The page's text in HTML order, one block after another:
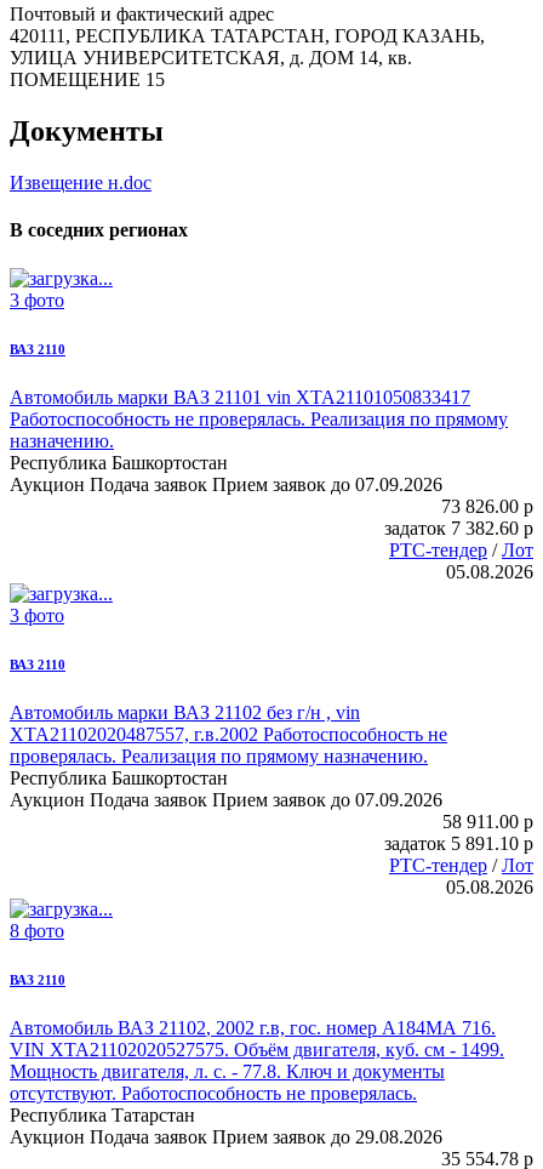
Почтовый и фактический адрес
420111, РЕСПУБЛИКА ТАТАРСТАН, ГОРОД КАЗАНЬ,
УЛИЦА УНИВЕРСИТЕТСКАЯ, д. ДОМ 14, кв.
ПОМЕЩЕНИЕ 15
Документы
Извещение н.doc
В соседних регионах
3 фото
ВАЗ 2110
Автомобиль марки ВАЗ 21101 vin XTA21101050833417
Работоспособность не проверялась. Реализация по прямому
назначению.
Республика Башкортостан
Аукцион Подача заявок Прием заявок до 07.09.2026
73 826.00 p
задаток 7 382.60 p
РТС-тендер /Лот
05.08.2026
3 фото
ВАЗ 2110
Автомобиль марки ВАЗ 21102 без г/н , vin
XTA21102020487557, г.в.2002 Работоспособность не
проверялась. Реализация по прямому назначению.
Республика Башкортостан
Аукцион Подача заявок Прием заявок до 07.09.2026
58 911.00 p
задаток 5 891.10 p
РТС-тендер /Лот
05.08.2026
8 фото
ВАЗ 2110
Автомобиль ВАЗ 21102, 2002 г.в, гос. номер А184МА 716.
VIN XTA21102020527575. Объём двигателя, куб. см - 1499.
Мощность двигателя, л. с. - 77.8. Ключ и документы
отсутствуют. Работоспособность не проверялась.
Республика Татарстан
Аукцион Подача заявок Прием заявок до 29.08.2026
35 554.78 p